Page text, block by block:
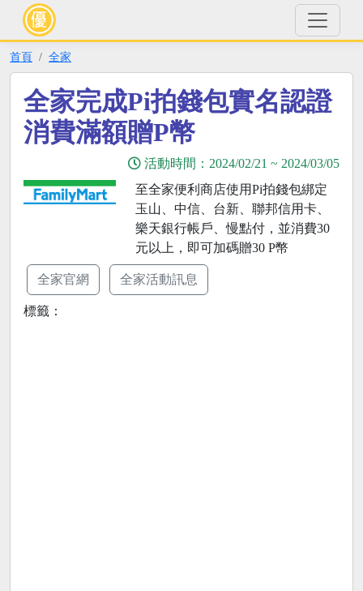
首頁 全家
全家完成Pi拍錢包實名認證
消費滿額贈P幣
活動時間： 2024/02/21 ~ 2024/03/05
至全家便利商店使用Pi拍錢包綁定
玉山、中信、台新、聯邦信用卡、
樂天銀行帳戶、慢點付，並消費30
元以上，即可加碼贈30 P幣
全家官網 全家活動訊息
標籤：